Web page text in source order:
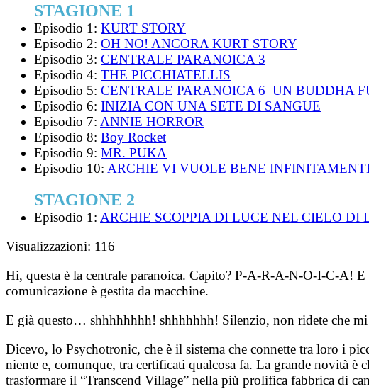
STAGIONE 1
Episodio 1: KURT STORY
Episodio 2: OH NO! ANCORA KURT STORY
Episodio 3: CENTRALE PARANOICA 3
Episodio 4: THE PICCHIATELLIS
Episodio 5: CENTRALE PARANOICA 6 UN BUDDHA
Episodio 6: INIZIA CON UNA SETE DI SANGUE
Episodio 7: ANNIE HORROR
Episodio 8: Boy Rocket
Episodio 9: MR. PUKA
Episodio 10: ARCHIE VI VUOLE BENE
STAGIONE 2
Episodio 1: ARCHIE SCOPPIA DI LUCE NEL CIELO DI
Visualizzazioni: 116
Hi, questa è la centrale paranoica. Capito? P-A-R-A-N-O-I-C-A!
comunicazione è gestita da macchine.
E già questo… shhhhhhhh! shhhhhhh! Silenzio, non ridete che
Dicevo, lo Psychotronic, che è il sistema che connette tra loro i
niente e, comunque, tra certificati qualcosa fa. La grande novità è
trasformare il “Transcend Village” nella più prolifica fabbrica di